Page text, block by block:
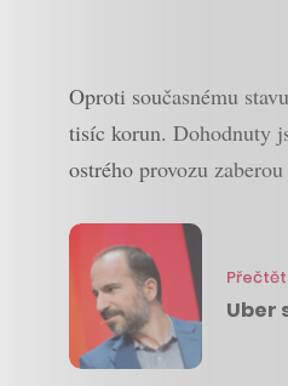
Oproti současnému
tisíc korun. Dohodnuty
ostrého provozu
Uber